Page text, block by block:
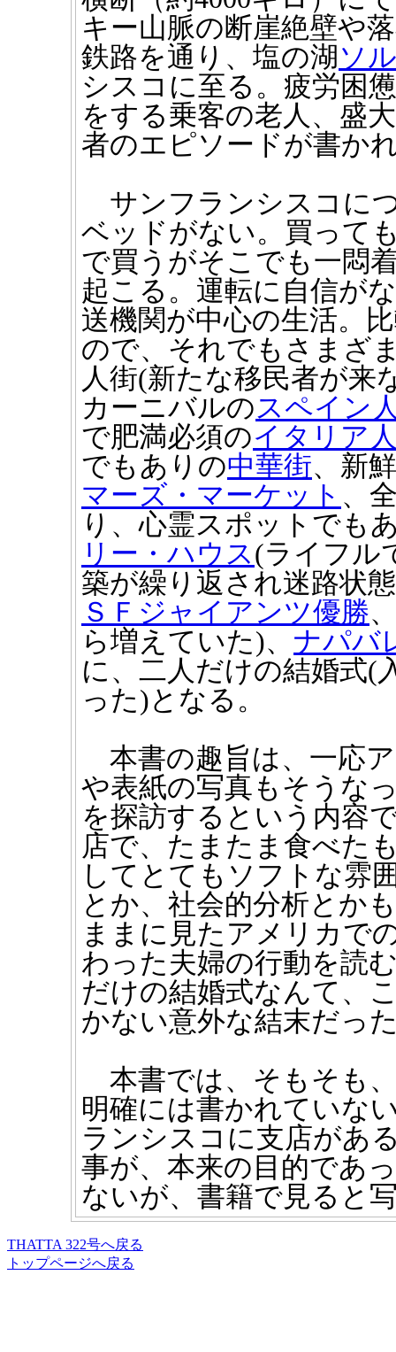
キー山脈の断崖絶壁や
鉄路を通り、塩の湖 ソ
シスコに至る。疲労困
をする乗客の老人、盛
者のエピソードが書か
サンフランシスコに
ベッドがない。買って
で買うがそこでも一悶
起こる。運転に自信が
送機関が中心の生活。
ので、それでもさまざ
人街(新たな移民者が来
カーニバルのスペイン
で肥満必須のイタリア
でもありの中華街、新
マーズ・マーケット 、
り、心霊スポットでも
リー・ハウス(ライフル
築が繰り返され迷路状
ＳＦジャイアンツ優勝
ら増えていた)、 ナパバ
に、二人だけの結婚式(
った)となる。
本書の趣旨は、一応
や表紙の写真もそうな
を探訪するという内容
店で、たまたま食べた
してとてもソフトな雰
とか、社会的分析とか
ままに見たアメリカで
わった夫婦の行動を読
だけの結婚式なんて、
かない意外な結末だっ
本書では、そもそも
明確には書かれていな
ランシスコに支店があ
事が、本来の目的であ
ないが、書籍で見ると
THATTA 322号へ戻る
トップページへ戻る